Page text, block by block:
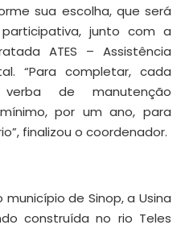
sua escolha, que será
junto com a
ATES – Assistência
“Para completar, cada
de manutenção
por um ano, para
finalizou o coordenador.
de Sinop, a Usina
construída no rio Teles